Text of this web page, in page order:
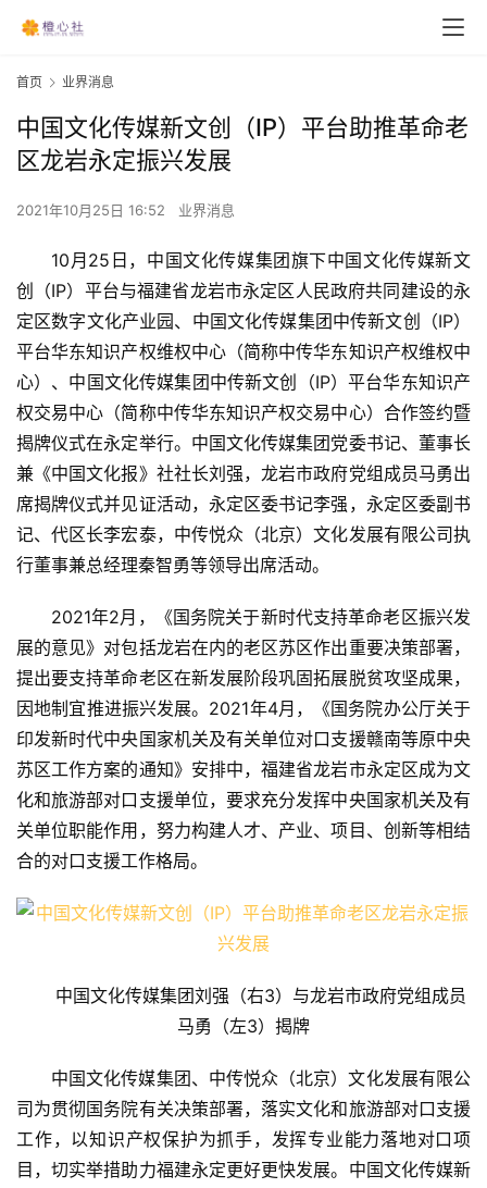
首页 业界消息
中国文化传媒新文创（IP）平台助推革命老
区龙岩永定振兴发展
2021年10月25日 16:52 业界消息
10月25日，中国文化传媒集团旗下中国文化传媒新文
创（IP）平台与福建省龙岩市永定区人民政府共同建设的永
定区数字文化产业园、中国文化传媒集团中传新文创（IP）
平台华东知识产权维权中心（简称中传华东知识产权维权中
心）、中国文化传媒集团中传新文创（IP）平台华东知识产
权交易中心（简称中传华东知识产权交易中心）合作签约暨
揭牌仪式在永定举行。中国文化传媒集团党委书记、董事长
兼《中国文化报》社社长刘强，龙岩市政府党组成员马勇出
席揭牌仪式并见证活动，永定区委书记李强，永定区委副书
记、代区长李宏泰，中传悦众（北京）文化发展有限公司执
行董事兼总经理秦智勇等领导出席活动。
2021年2月，《国务院关于新时代支持革命老区振兴发
展的意见》对包括龙岩在内的老区苏区作出重要决策部署，
提出要支持革命老区在新发展阶段巩固拓展脱贫攻坚成果，
因地制宜推进振兴发展。2021年4月，《国务院办公厅关于
印发新时代中央国家机关及有关单位对口支援赣南等原中央
苏区工作方案的通知》安排中，福建省龙岩市永定区成为文
化和旅游部对口支援单位，要求充分发挥中央国家机关及有
关单位职能作用，努力构建人才、产业、项目、创新等相结
合的对口支援工作格局。
中国文化传媒集团刘强（右3）与龙岩市政府党组成员
马勇（左3）揭牌
中国文化传媒集团、中传悦众（北京）文化发展有限公
司为贯彻国务院有关决策部署，落实文化和旅游部对口支援
工作，以知识产权保护为抓手，发挥专业能力落地对口项
目，切实举措助力福建永定更好更快发展。中国文化传媒新